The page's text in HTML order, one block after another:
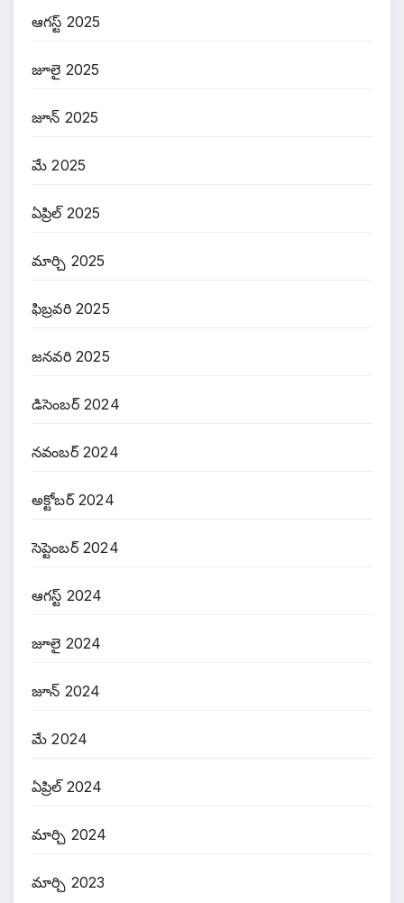
ఆగస్ట్ 2025
జూలై 2025
జూన్ 2025
మే 2025
ఏప్రిల్ 2025
మార్చి 2025
ఫిబ్రవరి 2025
జనవరి 2025
డిసెంబర్ 2024
నవంబర్ 2024
అక్టోబర్ 2024
సెప్టెంబర్ 2024
ఆగస్ట్ 2024
జూలై 2024
జూన్ 2024
మే 2024
ఏప్రిల్ 2024
మార్చి 2024
మార్చి 2023